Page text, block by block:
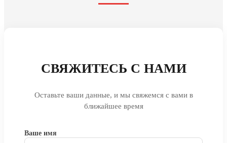
СВЯЖИТЕСЬ С НАМИ
Оставьте ваши данные, и мы свяжемся с вами в
ближайшее время
Ваше имя